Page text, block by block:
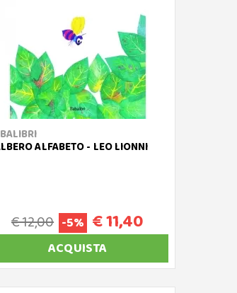
ALFABETO - LEO LIONNI
€ 12,00 -5% € 11,40
ACQUISTA